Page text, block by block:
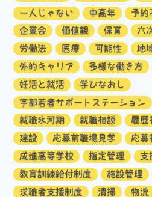
一人じゃない
中高年 予約
企業会
価値観 保育 六
労働法
医療 可能性 地
外的キャリア
多様な働き方
妊活と就活
学びなおし
宇部若者サポートステーション
就職氷河期
就職相談 履歴
建設
応募前職場見学 応募
成進高等学校
指定管理 支
教育訓練給付制度
施設管理
求職者支援制度
清掃 物流